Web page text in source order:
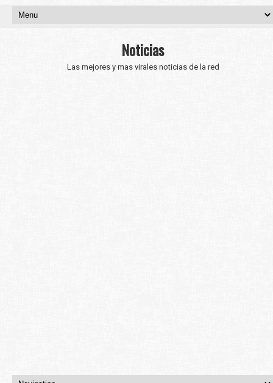
Noticias
Las mejores y mas virales noticias de la red